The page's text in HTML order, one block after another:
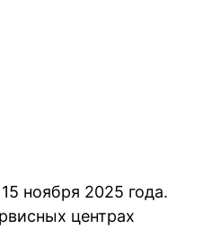
ноября 2025 года.
центрах